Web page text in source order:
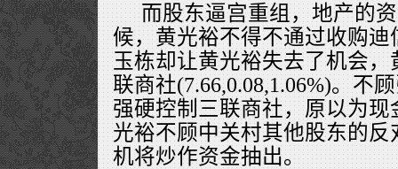
而股东逼宫重组，地产的
候，黄光裕不得不通过收购
玉栋却让黄光裕失去了机会
联商社(7.66,0.08,1.06%)。不
强硬控制三联商社，原以为
光裕不顾中关村其他股东的
机将炒作资金抽出。